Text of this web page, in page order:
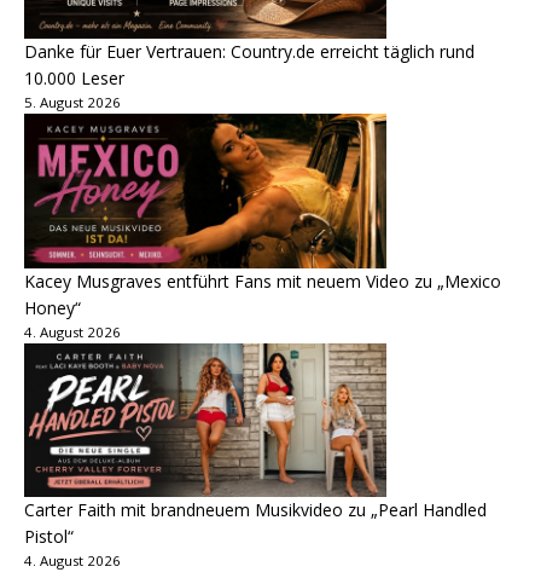
Danke für Euer Vertrauen: Country.de erreicht täglich rund
10.000 Leser
5. August 2026
Kacey Musgraves entführt Fans mit neuem Video zu „Mexico
Honey“
4. August 2026
Carter Faith mit brandneuem Musikvideo zu „Pearl Handled
Pistol“
4. August 2026